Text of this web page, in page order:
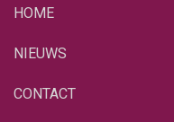
HOME
NIEUWS
CONTACT